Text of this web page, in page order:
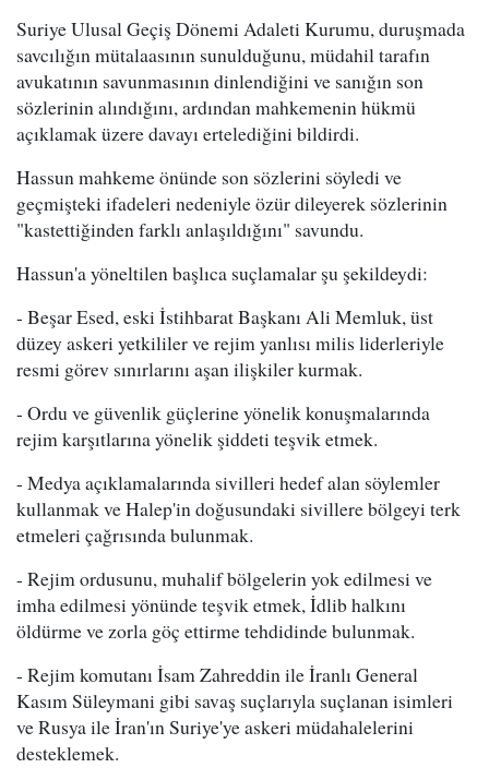
Suriye Ulusal Geçiş Dönemi Adaleti Kurumu, duruşmada
savcılığın mütalaasının sunulduğunu, müdahil tarafın
avukatının savunmasının dinlendiğini ve sanığın son
sözlerinin alındığını, ardından mahkemenin hükmü
açıklamak üzere davayı ertelediğini bildirdi.
Hassun mahkeme önünde son sözlerini söyledi ve
geçmişteki ifadeleri nedeniyle özür dileyerek sözlerinin
"kastettiğinden farklı anlaşıldığını" savundu.
Hassun'a yöneltilen başlıca suçlamalar şu şekildeydi:
- Beşar Esed, eski İstihbarat Başkanı Ali Memluk, üst
düzey askeri yetkililer ve rejim yanlısı milis liderleriyle
resmi görev sınırlarını aşan ilişkiler kurmak.
- Ordu ve güvenlik güçlerine yönelik konuşmalarında
rejim karşıtlarına yönelik şiddeti teşvik etmek.
- Medya açıklamalarında sivilleri hedef alan söylemler
kullanmak ve Halep'in doğusundaki sivillere bölgeyi terk
etmeleri çağrısında bulunmak.
- Rejim ordusunu, muhalif bölgelerin yok edilmesi ve
imha edilmesi yönünde teşvik etmek, İdlib halkını
öldürme ve zorla göç ettirme tehdidinde bulunmak.
- Rejim komutanı İsam Zahreddin ile İranlı General
Kasım Süleymani gibi savaş suçlarıyla suçlanan isimleri
ve Rusya ile İran'ın Suriye'ye askeri müdahalelerini
desteklemek.